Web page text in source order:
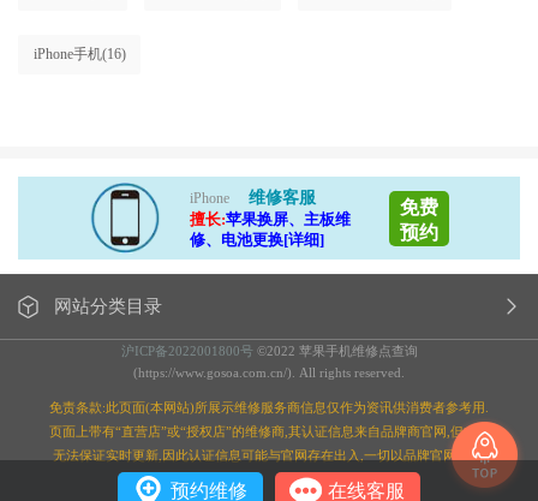
iPhone手机(16)
iPhone
维修客服
擅长:苹果换屏、主板维
修、电池更换[详细]
免费
预约
网站分类目录
沪ICP备2022001800号 ©2022 苹果手机维修点查询
(https://www.gosoa.com.cn/). All rights reserved.
免责条款:此页面(本网站)所展示维修服务商信息仅作为资讯供消费者参考用.
页面上带有“直营店”或“授权店”的维修商,其认证信息来自品牌商官网,但本站
无法保证实时更新,因此认证信息可能与官网存在出入,一切以品牌官网为准;
预约维修 在线客服